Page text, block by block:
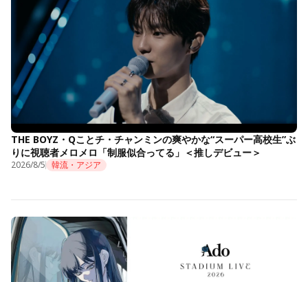
THE BOYZ・Qことチ・チャンミンの爽やかな“スーパー高校生”ぶ
りに視聴者メロメロ「制服似合ってる」＜推しデビュー＞
2026/8/5 韓流・アジア